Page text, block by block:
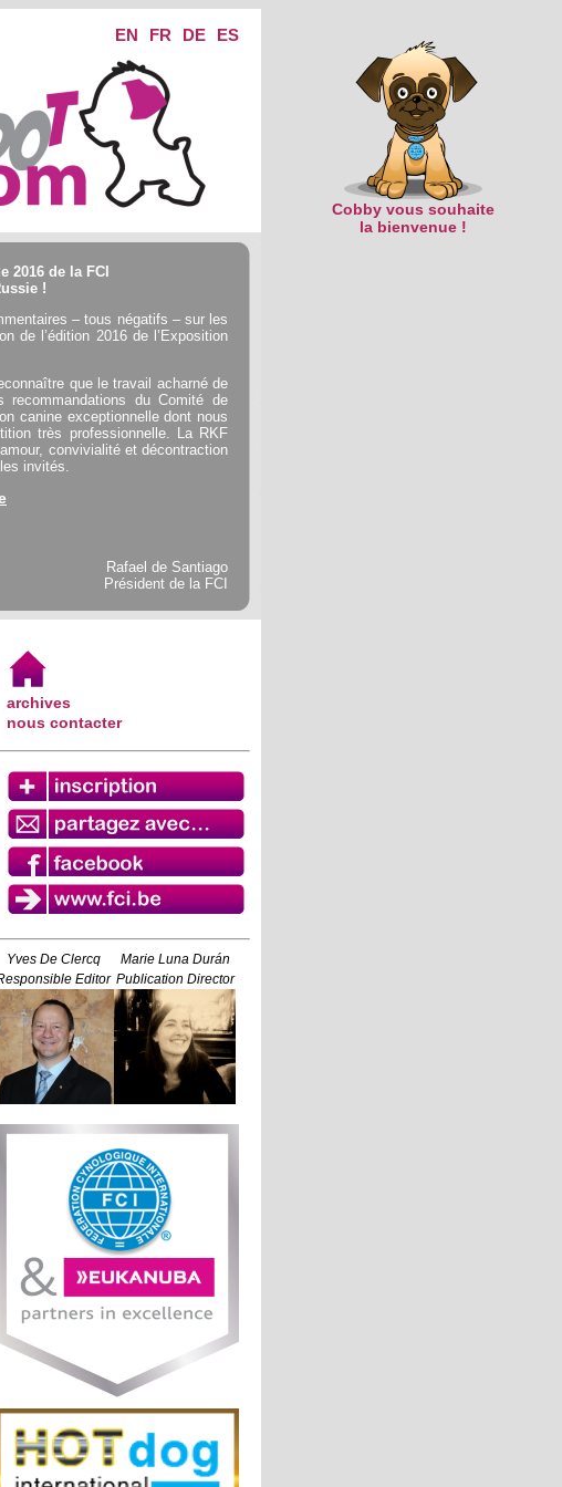
EN FR DE ES
Cobby vous souhaite
la bienvenue !
2016 de la FCI
!
– tous négatifs – sur les
de l’édition 2016 de l’Exposition
que le travail acharné de
du Comité de
canine exceptionnelle dont nous
très professionnelle. La RKF
convivialité et décontraction
invités.
Rafael de Santiago
Président de la FCI
archives
nous contacter
Yves De Clercq
Editor
Marie Luna Durán
Publication Director